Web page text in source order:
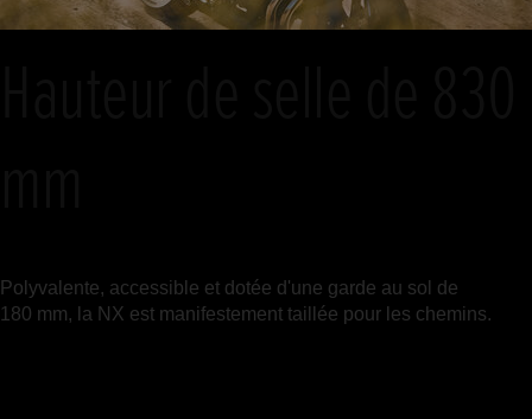
Polyvalente, accessible et dotée d'une garde au sol de
180 mm, la NX est manifestement taillée pour les chemins.